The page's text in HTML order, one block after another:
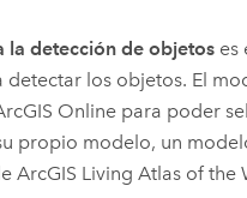
la detección de objetoses
detectar los objetos. El
Onlinepara poder
propio modelo, un
ArcGIS Living Atlas of the